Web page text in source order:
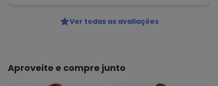
Ver todas as avaliações
Aproveite e compre junto